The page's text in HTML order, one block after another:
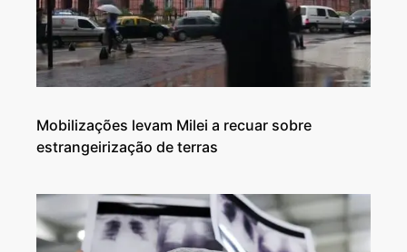
Mobilizações levam Milei a recuar sobre
estrangeirização de terras